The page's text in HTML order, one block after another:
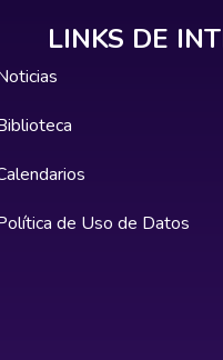
LINKS DE
de Uso de Datos